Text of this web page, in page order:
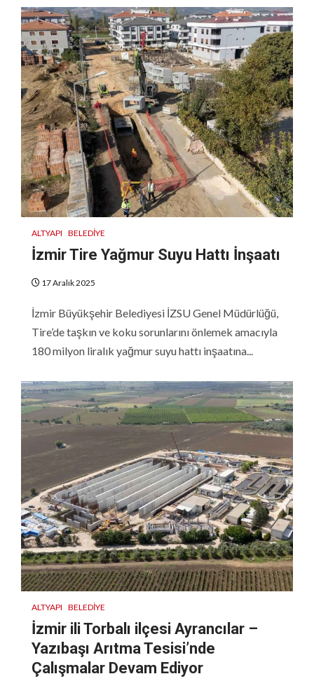
ALTYAPI BELEDIYE
İzmir Tire Yağmur Suyu Hattı İnşaatı
17 Aralık 2025
İzmir Büyükşehir Belediyesi İZSU Genel Müdürlüğü,
Tire’de taşkın ve koku sorunlarını önlemek amacıyla
180 milyon liralık yağmur suyu hattı inşaatına...
ALTYAPI BELEDIYE
İzmir ili Torbalı ilçesi Ayrancılar –
Yazıbaşı Arıtma Tesisi’nde
Çalışmalar Devam Ediyor